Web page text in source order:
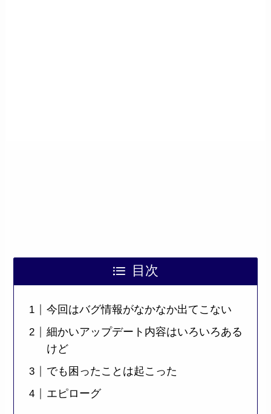
目次
今回はバグ情報がなかなか出てこない
細かいアップデート内容はいろいろある
けど
でも困ったことは起こった
エピローグ